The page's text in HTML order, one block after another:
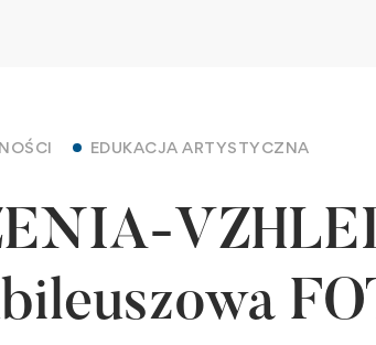
EDUKACJA ARTYSTYCZNA